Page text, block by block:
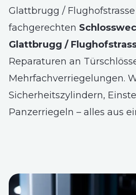
Glattbrugg /
fachgerechten
Glattbrugg /
Reparaturen an
Mehrfachverriegelungen.
Sicherheitszylindern,
Panzerriegeln – alles aus